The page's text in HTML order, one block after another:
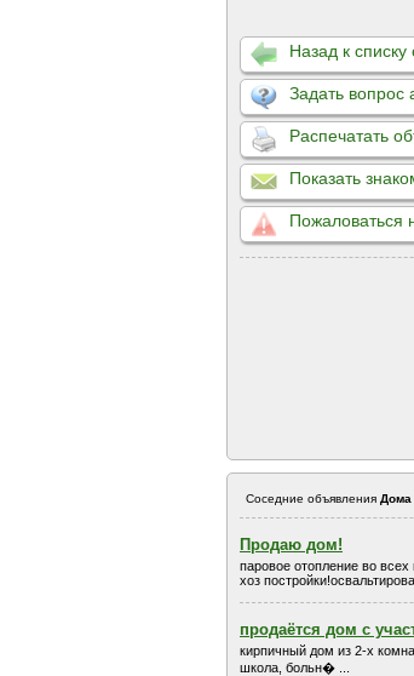
Назад к
Задать вопрос
Распечатать
Показать
Пожаловаться
Соседние объявления
Продаю дом!
паровое отопление во
хоз
продаётся дом с
кирпичный дом из 2-х
школа, больн� ...